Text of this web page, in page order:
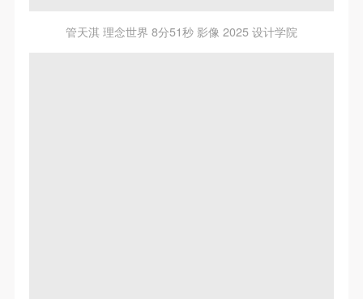
管天淇 理念世界 8分51秒 影像 2025 设计学院